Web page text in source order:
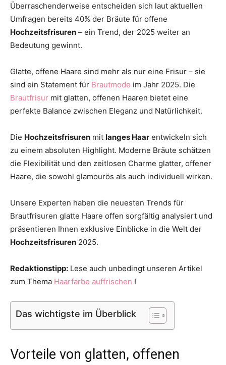
das
Thema
Hochzeit
Überraschenderweise entscheiden sich laut aktuellen
Umfragen bereits 40% der Bräute für offene
Hochzeitsfrisuren – ein Trend, der 2025 weiter an
Bedeutung gewinnt.
Glatte, offene Haare sind mehr als nur eine Frisur – sie
sind ein Statement für Brautmode im Jahr 2025. Die
Brautfrisur mit glatten, offenen Haaren bietet eine
perfekte Balance zwischen Eleganz und Natürlichkeit.
Die Hochzeitsfrisuren mit langes Haar entwickeln sich
zu einem absoluten Highlight. Moderne Bräute schätzen
die Flexibilität und den zeitlosen Charme glatter, offener
Haare, die sowohl glamourös als auch individuell wirken.
Unsere Experten haben die neuesten Trends für
Brautfrisuren glatte Haare offen sorgfältig analysiert und
präsentieren Ihnen exklusive Einblicke in die Welt der
Hochzeitsfrisuren 2025.
Redaktionstipp: Lese auch unbedingt unseren Artikel
zum Thema Haarfarbe auffrischen !
Das wichtigste im Überblick
Vorteile von glatten, offenen